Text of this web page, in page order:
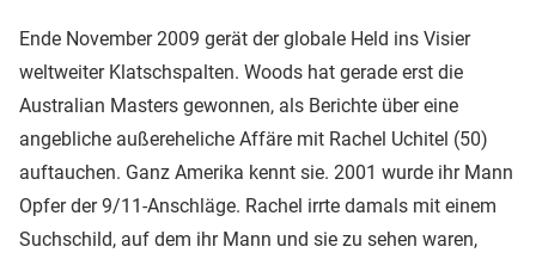
Ende November 2009 gerät der globale Held ins Visier
weltweiter Klatschspalten. Woods hat gerade erst die
Australian Masters gewonnen, als Berichte über eine
angebliche außereheliche Affäre mit Rachel Uchitel (50)
auftauchen. Ganz Amerika kennt sie. 2001 wurde ihr Mann
Opfer der 9/11-Anschläge. Rachel irrte damals mit einem
Suchschild, auf dem ihr Mann und sie zu sehen waren,